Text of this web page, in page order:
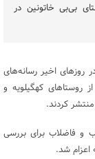
بی‌بی خاتونین در
روزهای اخیر رسانه‌های
روستاهای کهگیلویه و
کردند.
و فاضلاب برای بررسی
شد.